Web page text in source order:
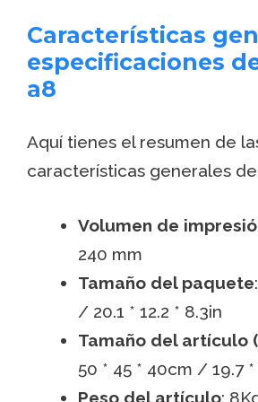
Características
especificaciones
a8
Aquí tienes el resumen de
características generales
Volumen de
240 mm
Tamaño del paquete
/ 20.1 * 12.2 * 8.3in
Tamaño del artículo
50 * 45 * 40cm / 19.7 *
Peso del artículo: